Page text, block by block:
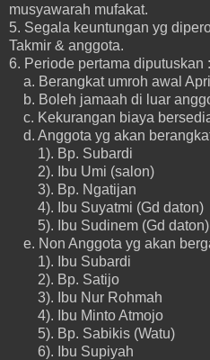
musyawarah mufakat.
5. Segala keuntungan yg
Takmir & anggota.
6. Periode pertama diputuskan :
a. Berangkat umroh awal
b. Boleh jamaah di luar
c. Kekurangan biaya
d. Anggota yg akan
1). Bp. Subardi
2). Ibu Umi (salon)
3). Bp. Ngatijan
4). Ibu Suyatmi (Gd daton)
5). Ibu Sudinem (Gd daton)
e. Non Anggota yg akan
1). Ibu Subardi
2). Bp. Satijo
3). Ibu Nur Rohmah
4). Ibu Minto Atmojo
5). Bp. Sabikis (Watu)
6). Ibu Supiyah